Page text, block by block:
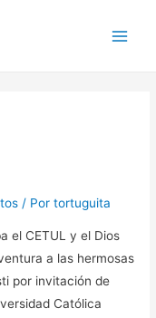
/ Portortuguita
el CETUL y el Dios
a las hermosas
por invitación de
Católica